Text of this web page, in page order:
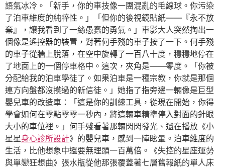
語氣冰冷。「新手，你的車技像一團混亂的毛線球。你污染
了泊車維度的純粹性。」「但你的後視鏡貼紙——『永不放
棄』，讓我看到了一絲愚蠢的勇氣。」車影大人突然掏出一
個像是遙控器的裝置，對著何手殘的車子按了一下。何手殘
的車子從牆上脫落，在空中旋轉了一百八十度，穩穩地停在
了地面上的一個停車格中。這次，夾角是——零度。「你被
分配給我的泊車學徒了。如果泊車是一種宗教，你就是那個
連方向盤都沒摸過的新信徒。」她指了指旁邊一輛像是巨型
嬰兒車的改造車：「這是你的訓練工具，從現在開始，你得
學會如何在零點零零一秒內，將這輛車精準停入對面的針眼
大小的車位裡。」何手殘看著那輛閃閃發光、還在播放《小
星星身心診所設計》的嬰兒車，感到一陣眩暈。泊車維度的
生活，比他想象中還要無理頭一百萬倍。《失控的星座運勢
與單戀狂想曲》張水瓶從他那張覆蓋著七層舊報紙的單人床